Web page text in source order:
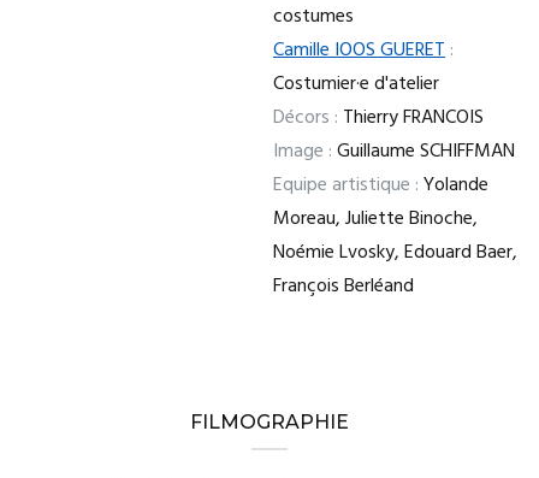
costumes
Camille IOOS GUERET:
Costumier·e d'atelier
Décors : Thierry FRANCOIS
Image :Guillaume SCHIFFMAN
Equipe artistique :Yolande
Moreau, Juliette Binoche,
Noémie Lvosky, Edouard Baer,
François Berléand
FILMOGRAPHIE